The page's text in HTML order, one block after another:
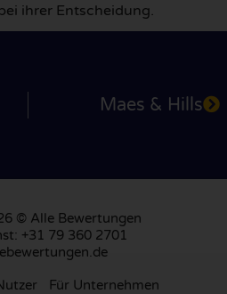
ihrer Entscheidung.
Maes & Hills
© Alle Bewertungen
+31 79 360 2701
Für Unternehmen